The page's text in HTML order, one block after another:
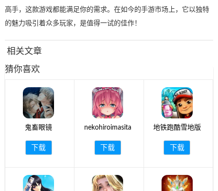
高手，这款游戏都能满足你的需求。在如今的手游市场上，它以独特
的魅力吸引着众多玩家，是值得一试的佳作！
相关文章
猜你喜欢
鬼畜眼镜
下载
nekohiroimasita
下载
地铁跑酷雪地版
下载